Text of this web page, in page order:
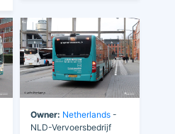
Owner: Netherlands -
NLD-Vervoersbedrijf